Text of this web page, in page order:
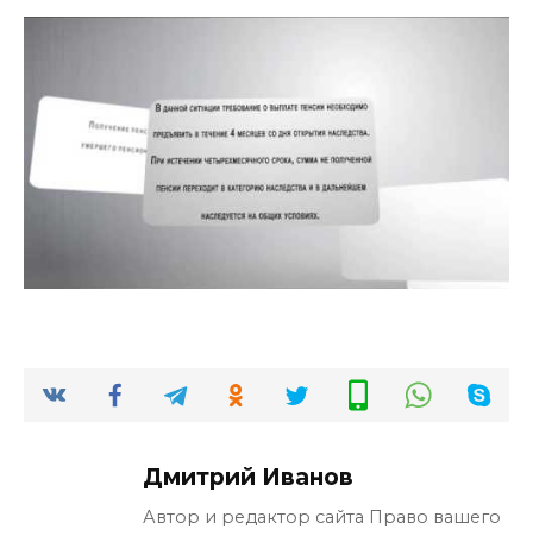
Дмитрий Иванов
Автор и редактор сайта Право вашего